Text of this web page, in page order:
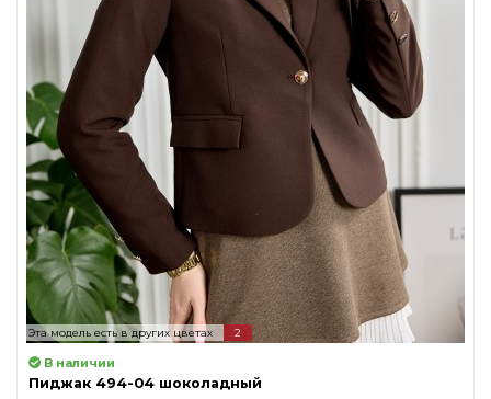
Эта модель есть в других цветах 2
В наличии
Пиджак 494-04 шоколадный